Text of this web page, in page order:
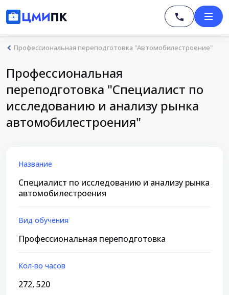
Профессиональная переподготовка "Автомобилестроение"
Профессиональная
переподготовка "Специалист по
исследованию и анализу рынка
автомобилестроения"
Название
Специалист по исследованию и анализу рынка
автомобилестроения
Вид обучения
Профессиональная переподготовка
Кол-во часов
272, 520